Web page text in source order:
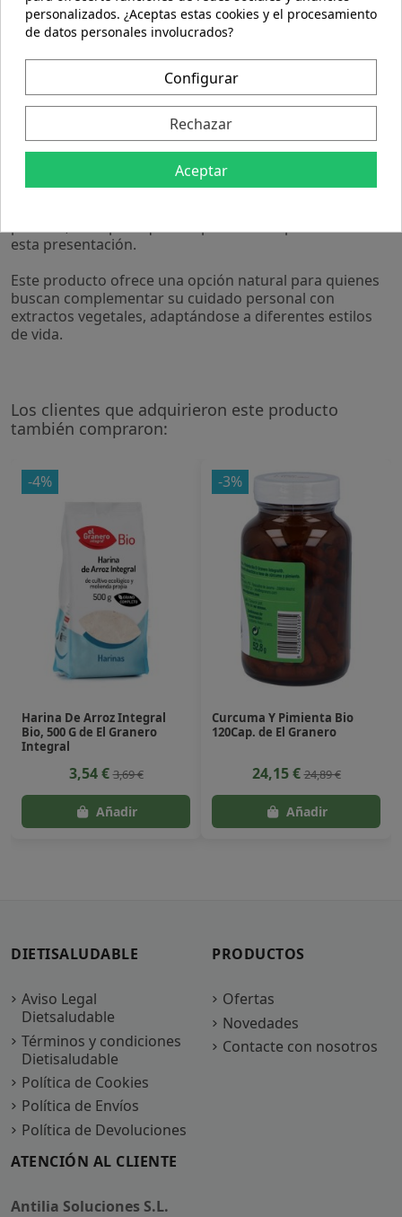
uso tradicional en el cuidado del sistema inmunológico.
- Presentación en cápsulas blandas que facilitan la
ingesta y absorción.
- Formulado para integrarse fácilmente en la rutina
diaria sin complicaciones.
- Envase con 90 cápsulas que permite un suministro
Las cápsulas de Equinastar Echinacea están elaboradas
con ingredientes seleccionados para mantener la
calidad y estabilidad del extracto. Su diseño en formato
esta presentación.
Este producto ofrece una opción natural para quienes
buscan complementar su cuidado personal con
extractos vegetales, adaptándose a diferentes estilos
de vida.
Los clientes que adquirieron este producto
también compraron:
-4%
Harina De Arroz Integral
Bio, 500 G de El Granero
Integral
3,54 €3,69 €
-3%
Curcuma Y Pimienta Bio
120Cap. de El Granero
24,15 €24,89 €
DIETISALUDABLE
Aviso Legal
Dietsaludable
Términos y condiciones
Dietisaludable
Política de Cookies
Política de Envíos
Política de Devoluciones
PRODUCTOS
Ofertas
Novedades
Contacte con nosotros
ATENCIÓN AL CLIENTE
Antilia Soluciones S.L.
personalizados. ¿Aceptas estas cookies y el procesamiento
de datos personales involucrados?
Configurar
Rechazar
Aceptar